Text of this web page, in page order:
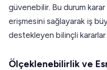
güvenebilir. Bu durum
erişmesini sağlayarak iş
destekleyen bilinçli kararlar
Ölçeklenebilirlik ve